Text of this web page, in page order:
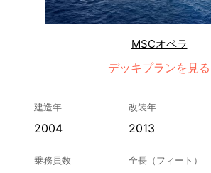
MSCオペラ
デッキプランを見る
建造年
2004
改装年
2013
乗務員数 全長（フィート）